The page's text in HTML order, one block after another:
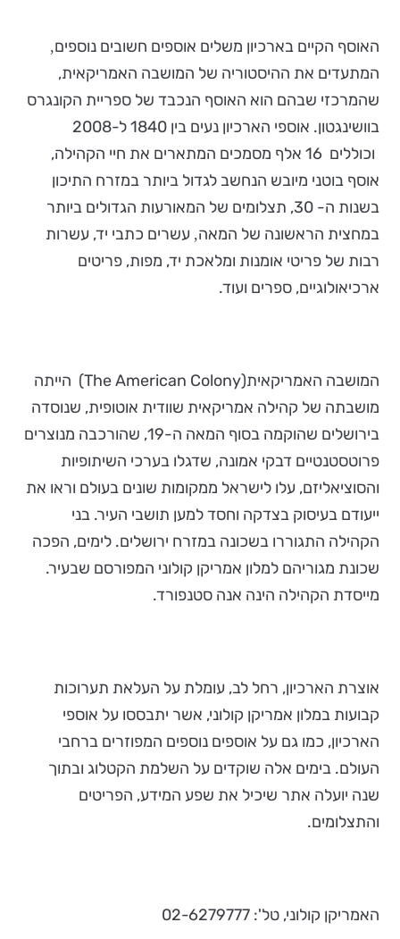
האוסף הקיים בארכיון משלים אוספים חשובים נוספים,
המתעדים את ההיסטוריה של המושבה האמריקאית,
שהמרכזי שבהם הוא האוסף הנכבד של ספריית הקונגרס
בוושינגטון. אוספי הארכיון נעים בין 1840 ל-2008
וכוללים 16 אלף מסמכים המתארים את חיי הקהילה,
אוסף בוטני מיובש הנחשב לגדול ביותר במזרח התיכון
בשנות ה- 30, תצלומים של המאורעות הגדולים ביותר
במחצית הראשונה של המאה, עשרים כתבי יד, עשרות
רבות של פריטי אומנות ומלאכת יד, מפות, פריטים
ארכיאולוגיים, ספרים ועוד.
המושבה האמריקאית(The American Colony) הייתה
מושבתה של קהילה אמריקאית שוודית אוטופית, שנוסדה
בירושלים שהוקמה בסוף המאה ה-19, שהורכבה מנוצרים
פרוטסטנטיים דבקי אמונה, שדגלו בערכי השיתופיות
והסוציאליזם, עלו לישראל ממקומות שונים בעולם וראו את
ייעודם בעיסוק בצדקה וחסד למען תושבי העיר. בני
הקהילה התגוררו בשכונה במזרח ירושלים. לימים, הפכה
שכונת מגוריהם למלון אמריקן קולוני המפורסם שבעיר.
מייסדת הקהילה הינה אנה סטנפורד.
אוצרת הארכיון, רחל לב, עומלת על העלאת תערוכות
קבועות במלון אמריקן קולוני, אשר יתבססו על אוספי
הארכיון, כמו גם על אוספים נוספים המפוזרים ברחבי
העולם. בימים אלה שוקדים על השלמת הקטלוג ובתוך
שנה יועלה אתר שיכיל את שפע המידע, הפריטים
והתצלומים.
האמריקן קולוני, טל': 02-6279777